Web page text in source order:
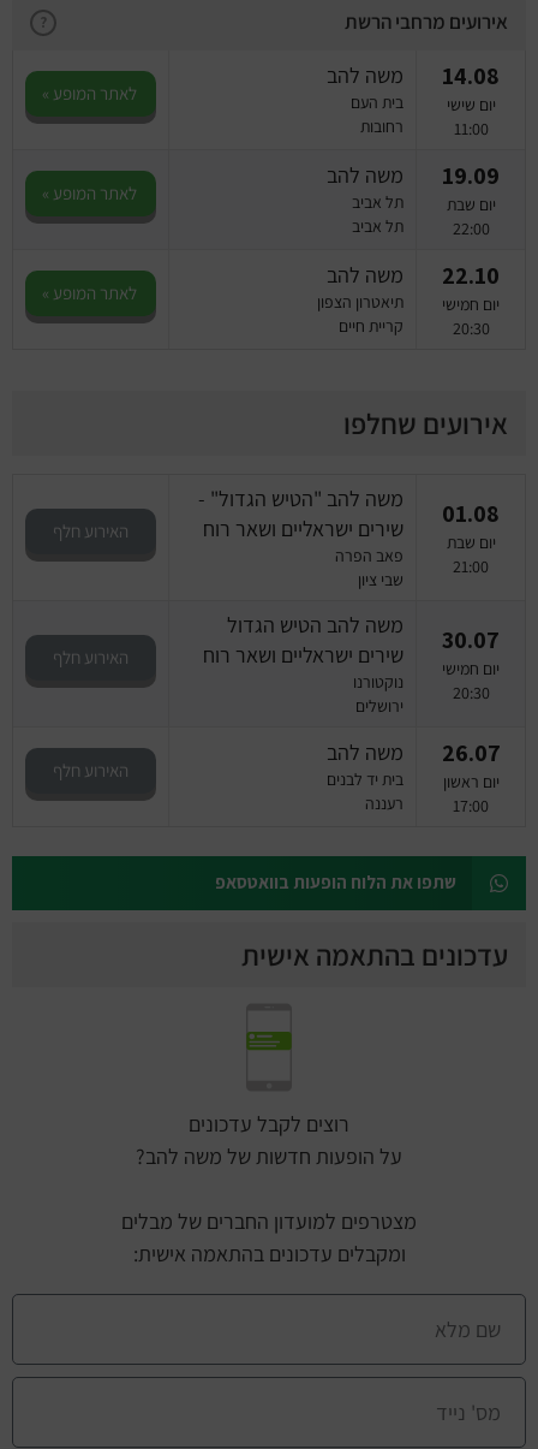
אירועים מרחבי הרשת ?
14.08
יום שישי
11:00
משה להב
בית העם
רחובות
לאתר המופע »
19.09
יום שבת
22:00
משה להב
תל אביב
תל אביב
לאתר המופע »
22.10
יום חמישי
20:30
משה להב
תיאטרון הצפון
קריית חיים
לאתר המופע »
אירועים שחלפו
01.08
יום שבת
21:00
משה להב "הטיש הגדול" -
שירים ישראליים ושאר רוח
פאב הפרה
שבי ציון
האירוע חלף
30.07
יום חמישי
20:30
משה להב הטיש הגדול
שירים ישראליים ושאר רוח
נוקטורנו
ירושלים
האירוע חלף
26.07
יום ראשון
17:00
משה להב
בית יד לבנים
רעננה
האירוע חלף
שתפו את הלוח הופעות בוואטסאפ
עדכונים בהתאמה אישית
רוצים לקבל עדכונים
על הופעות חדשות של משה להב?
מצטרפים למועדון החברים של מבלים
ומקבלים עדכונים בהתאמה אישית: